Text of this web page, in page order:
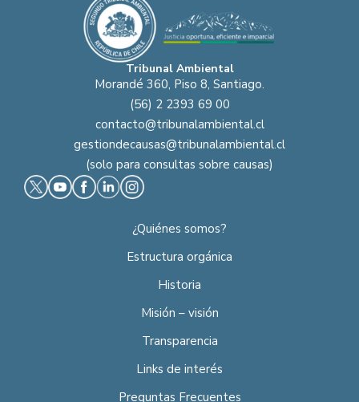
Tribunal Ambiental
Morandé 360, Piso 8, Santiago.
(56) 2 2393 69 00
contacto@tribunalambiental.cl
gestiondecausas@tribunalambiental.cl
(solo para consultas sobre causas)
¿Quiénes somos?
Estructura orgánica
Historia
Misión – visión
Transparencia
Links de interés
Preguntas Frecuentes